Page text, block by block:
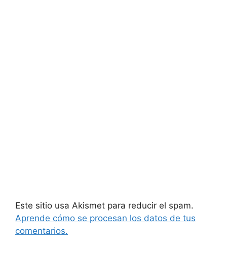
Este sitio usa Akismet para reducir el spam.
Aprende cómo se procesan los datos de tus
comentarios.